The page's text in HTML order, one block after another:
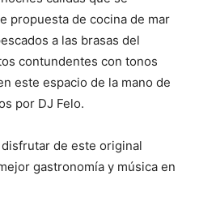
propuesta de cocina de mar
a las brasas del
contundentes con tonos
este espacio de la mano de
por DJ Felo.
de este original
gastronomía y música en